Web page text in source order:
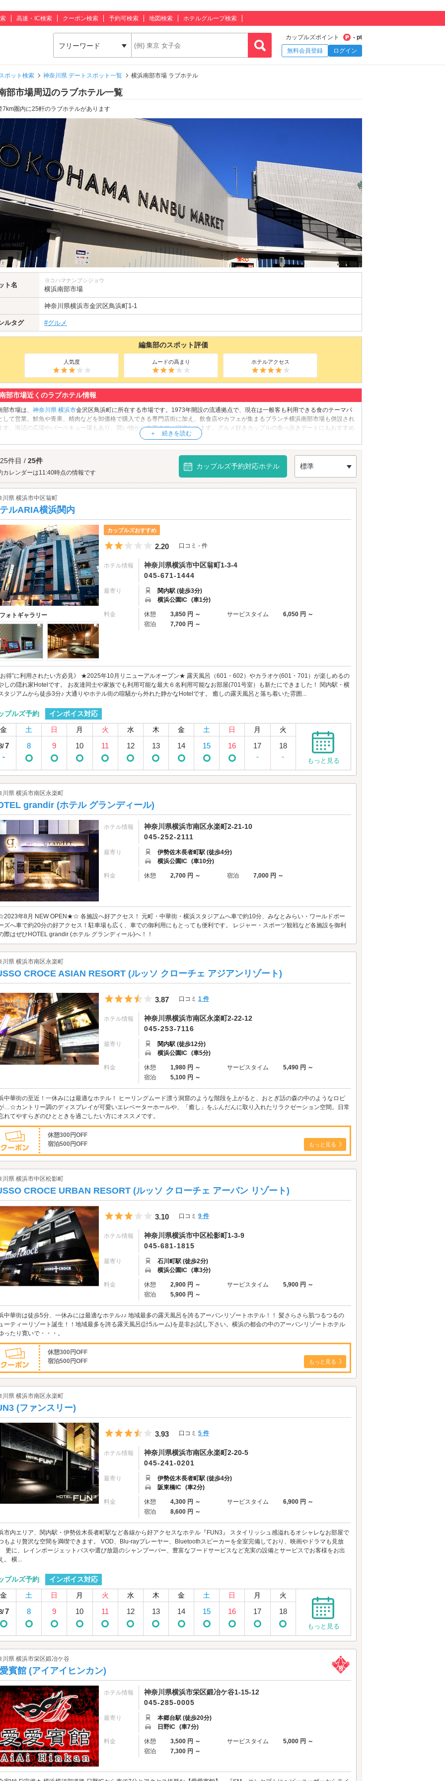
高速・IC検索 クーポン検索 予約可検索 地図検索 ホテルグループ検索
フリーワード
カップルズポイント
- pt
無料会員登録
ログイン
ポット検索 神奈川県 デートスポット一覧 横浜南部市場 ラブホテル
部市場周辺のラブホテル一覧
7km圏内に25軒のラブホテルがあります
ト名
ヨコハマナンブシジョウ
横浜南部市場
神奈川県横浜市金沢区鳥浜町1-1
ルタグ #グルメ
編集部のスポット評価
人気度 ムードの高まり ホテルアクセス
部市場近くのラブホテル情報
部市場は、 神奈川県 横浜市金沢区鳥浜町に所在する市場です。1973年開設の流通拠点で、現在は一般客も利用できる食のテーマパ
して営業。鮮魚や青果、精肉などを卸価格で購入できる専門店街に加え、飲食店やカフェが集まるブランチ横浜南部市場も併設され
す。海辺の広場やバーベキュー場もあり、買い物から食事まで一日楽しめます。グルメ好きカップルの食べ歩きデートにもおすすめ
部市場へは、磯子・上大岡エリアのラブホテルからもアクセスが便利です。
件目 / 25件
レンダーは11:40時点の情報です
カップルズ予約対応ホテル 標準
川県 横浜市中区翁町
ルARIA横浜関内
フォトギャラリー
カップルズおすすめ
5つ星のうち2
2.20 口コミ - 件
ホテル情報
神奈川県横浜市中区翁町1-3-4
045-671-1444
最寄り
関内駅 (徒歩3分)
横浜公園IC (車1分)
料金 休憩 3,850 円 ～ サービスタイム
6,050 円 ～
宿泊
7,700 円 ～
お得”に利用されたい方必見》 ★2025年10月リニューアルオープン★ 露天風呂（601・602）やカラオケ(601・701）が楽しめるの
しの隠れ家Hotelです。 お友達同士や家族でも利用可能な最大６名利用可能なお部屋(701号室）も新たにできました！ 関内駅・横
タジアムから徒歩3分♪ 大通りやホテル街の喧騒から外れた静かなHotelです。 癒しの露天風呂と落ち着いた雰囲...
プルズ予約
インボイス対応
金
土 日 月 火 水 木 金 土 日 月 火
7
-
8 9 10 11 12 13 14 15 16
17
-
18
-
もっと見る
川県 横浜市南区永楽町
grandir (ホテル グランディール)
ホテル情報
神奈川県横浜市南区永楽町2-21-10
045-252-2111
最寄り
伊勢佐木長者町駅 (徒歩4分)
横浜公園IC (車10分)
料金 休憩 2,700 円 ～ 宿泊 7,000 円 ～
年8月 NEW OPEN★☆ 各施設へ好アクセス！ 元町・中華街・横浜スタジアムへ車で約10分、みなとみらい・ワールドポー
ズへ車で約20分の好アクセス！駐車場も広く、車での御利用にもとっても便利です。 レジャー・スポーツ観戦など各施設を御利
際はぜひHOTEL grandir (ホテル グランディール)へ！！
川県 横浜市南区永楽町
CROCE ASIAN RESORT (ルッソ クローチェ アジアンリゾート)
5つ星のうち3.5
3.87 口コミ 1 件
ホテル情報
神奈川県横浜市南区永楽町2-22-12
045-253-7116
最寄り
関内駅 (徒歩12分)
横浜公園IC (車5分)
料金 休憩 1,980 円 ～ サービスタイム
5,490 円 ～
宿泊
5,100 円 ～
中華街の至近！一休みには最適なホテル！ ヒーリングムード漂う洞窟のような階段を上がると、おとぎ話の森の中のようなロビ
…☆カントリー調のディスプレイが可愛いエレベーターホールや、「癒し」をふんだんに取り入れたリラクゼーション空間。日常
れてやすらぎのひとときを過ごしたい方にオススメです。
休憩300円OFF
宿泊500円OFF
もっと見る
川県 横浜市中区松影町
CROCE URBAN RESORT (ルッソ クローチェ アーバン リゾート)
5つ星のうち3
3.10 口コミ 9 件
ホテル情報
神奈川県横浜市中区松影町1-3-9
045-681-1815
最寄り
石川町駅 (徒歩2分)
横浜公園IC (車3分)
料金 休憩 2,900 円 ～ サービスタイム
5,900 円 ～
宿泊
5,900 円 ～
中華街は徒歩5分、一休みには最適なホテル♪♪ 地域最多の露天風呂を誇るアーバンリゾートホテル！！ 髪さらさら肌つるつるの
ーティーリゾート誕生！！地域最多を誇る露天風呂(計5ルーム)を是非お試し下さい。横浜の都会の中のアーバンリゾートホテル
ったり寛いで・・・。
休憩300円OFF
宿泊500円OFF
もっと見る
川県 横浜市南区永楽町
(ファンスリー)
5つ星のうち3.5
3.93 口コミ 5 件
ホテル情報
神奈川県横浜市南区永楽町2-20-5
045-241-0201
最寄り
伊勢佐木長者町駅 (徒歩4分)
阪東橋IC (車2分)
料金 休憩 4,300 円 ～ サービスタイム
6,900 円 ～
宿泊
8,600 円 ～
市内エリア、関内駅・伊勢佐木長者町駅など各線から好アクセスなホテル『FUN3』 スタイリッシュ感溢れるオシャレなお部屋で
もより贅沢な空間を満喫できます。 VOD、Blu-rayプレーヤー、Bluetoothスピーカーを全室完備しており、映画やドラマも見放
更に、レインボージェットバスや選び放題のシャンプーバー、豊富なフードサービスなど充実の設備とサービスでお客様をお出
。 横...
プルズ予約
インボイス対応
金
土 日 月 火 水 木 金 土 日 月 火
7 8 9 10 11 12 13 14 15 16 17 18
もっと見る
川県 横浜市栄区鍛冶ケ谷
賓館 (アイアイヒンカン)
ホテル情報
神奈川県横浜市栄区鍛冶ケ谷1-15-12
045-285-0005
最寄り
本郷台駅 (徒歩20分)
日野IC (車7分)
料金 休憩 3,500 円 ～ サービスタイム
5,000 円 ～
宿泊
7,300 円 ～